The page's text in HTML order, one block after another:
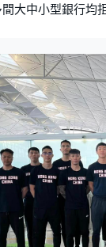
大中小型銀行均